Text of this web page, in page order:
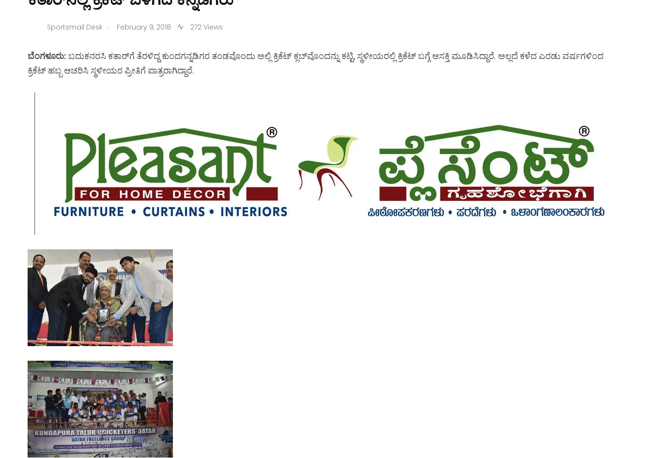
Sportsmail Desk . February 9, 2018 272 Views
ಬೆಂಗಳೂರು: ಬದುಕನರಸಿ ಕತಾರ್‌ಗೆ ತೆರಳಿದ್ದ ಕುಂದಗನ್ನಡಿಗರ ತಂಡವೊಂದು ಅಲ್ಲಿ ಕ್ರಿಕೆಟ್ ಕ್ಲಬ್‌ವೊಂದನ್ನು ಕಟ್ಟಿ, ಸ್ಥಳೀಯರಲ್ಲಿ ಕ್ರಿಕೆಟ್ ಬಗ್ಗೆ ಆಸಕ್ತಿ ಮೂಡಿಸಿದ್ದಾರೆ. ಅಲ್ಲದೆ ಕಳೆದ ಎರಡು ವರ್ಷಗಳಿಂದ
ಕ್ರಿಕೆಟ್ ಹಬ್ಬ ಆಚರಿಸಿ ಸ್ಥಳೀಯರ ಪ್ರೀತಿಗೆ ಪಾತ್ರರಾಗಿದ್ದಾರೆ.